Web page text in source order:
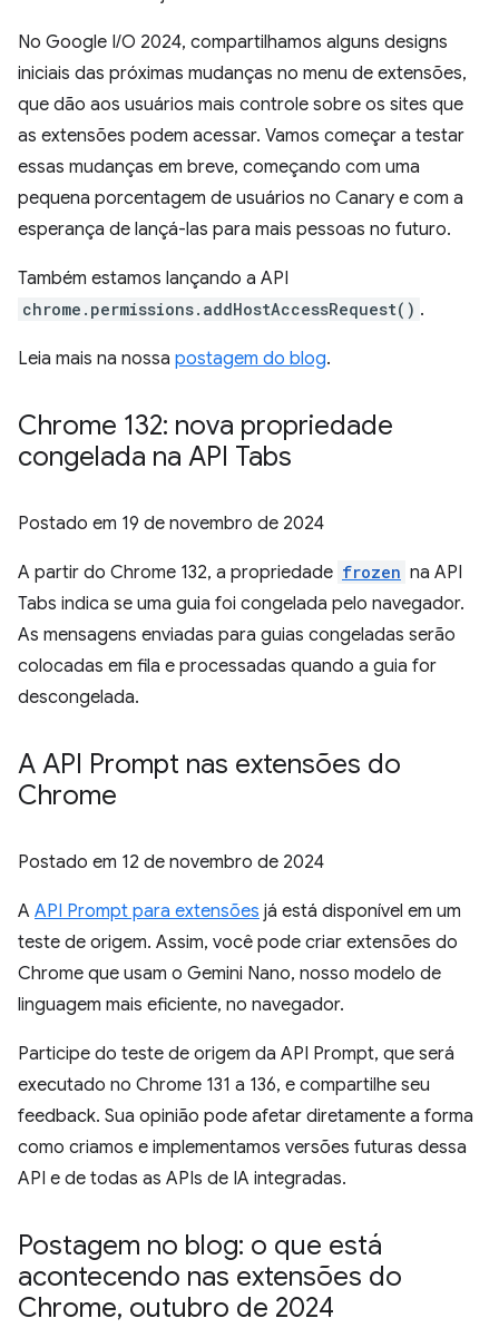
No Google I/O 2024, compartilhamos alguns designs
iniciais das próximas mudanças no menu de extensões,
que dão aos usuários mais controle sobre os sites que
as extensões podem acessar. Vamos começar a testar
essas mudanças em breve, começando com uma
pequena porcentagem de usuários no Canary e com a
esperança de lançá-las para mais pessoas no futuro.
Também estamos lançando a API
chrome.permissions.addHostAccessRequest() .
Leia mais na nossa postagem do blog.
Chrome 132: nova propriedade
congelada na API Tabs
Postado em 19 de novembro de 2024
A partir do Chrome 132, a propriedade frozen na API
Tabs indica se uma guia foi congelada pelo navegador.
As mensagens enviadas para guias congeladas serão
colocadas em fila e processadas quando a guia for
descongelada.
A API Prompt nas extensões do
Chrome
Postado em 12 de novembro de 2024
A API Prompt para extensões já está disponível em um
teste de origem. Assim, você pode criar extensões do
Chrome que usam o Gemini Nano, nosso modelo de
linguagem mais eficiente, no navegador.
Participe do teste de origem da API Prompt, que será
executado no Chrome 131 a 136, e compartilhe seu
feedback. Sua opinião pode afetar diretamente a forma
como criamos e implementamos versões futuras dessa
API e de todas as APIs de IA integradas.
Postagem no blog: o que está
acontecendo nas extensões do
Chrome, outubro de 2024